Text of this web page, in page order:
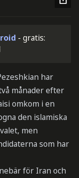
- gratis:
har
månader efter
omkom i en
den islamiska
men
som har
för Iran och